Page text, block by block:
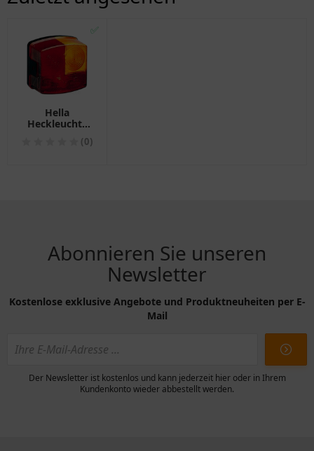
✅
Hella
Heckleuchte
Motorräder(0)
Abonnieren Sie unseren
Newsletter
Kostenlose exklusive Angebote und Produktneuheiten per E-
Mail
Der Newsletter ist kostenlos und kann jederzeit hier oder in Ihrem
Kundenkonto wieder abbestellt werden.